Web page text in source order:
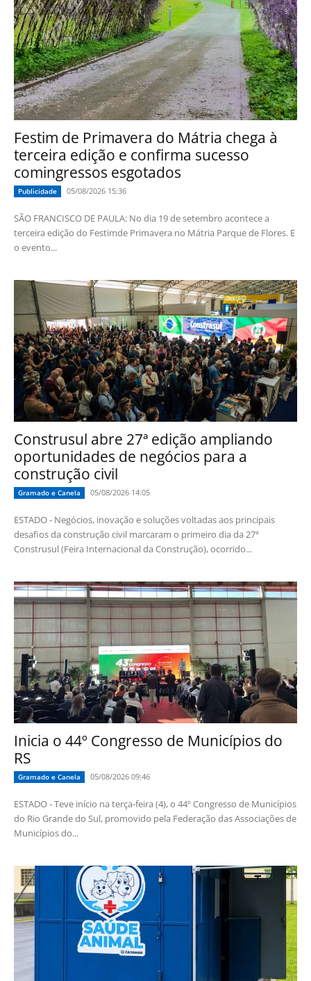
Festim de Primavera do Mátria chega à
terceira edição e confirma sucesso
comingressos esgotados
Publicidade 05/08/2026 15:36
SÃO FRANCISCO DE PAULA: No dia 19 de setembro acontece a
terceira edição do Festimde Primavera no Mátria Parque de Flores. E
o evento...
Construsul abre 27ª edição ampliando
oportunidades de negócios para a
construção civil
Gramado e Canela 05/08/2026 14:05
ESTADO - Negócios, inovação e soluções voltadas aos principais
desafios da construção civil marcaram o primeiro dia da 27ª
Construsul (Feira Internacional da Construção), ocorrido...
Inicia o 44º Congresso de Municípios do
RS
Gramado e Canela 05/08/2026 09:46
ESTADO - Teve início na terça-feira (4), o 44º Congresso de Municípios
do Rio Grande do Sul, promovido pela Federação das Associações de
Municípios do...